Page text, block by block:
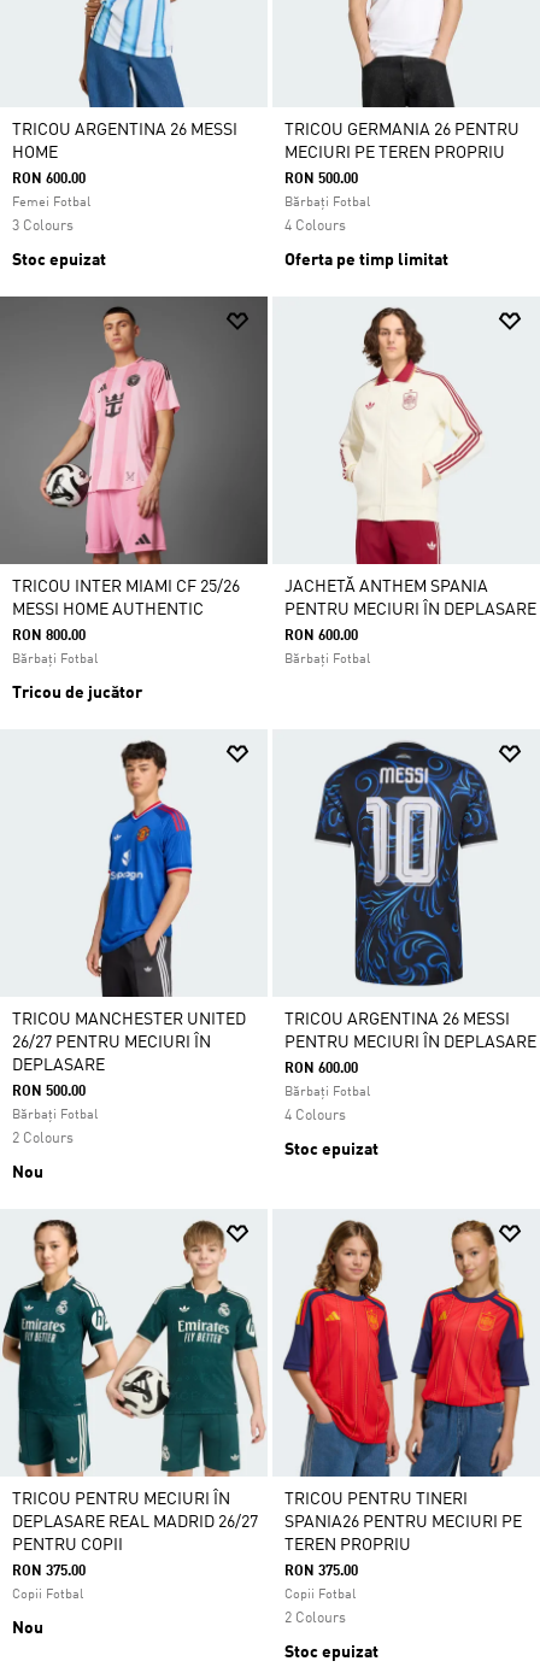
TRICOU ARGENTINA 26 MESSI
HOME
RON 600.00
Femei Fotbal
3 Colours
Stoc epuizat
TRICOU GERMANIA 26 PENTRU
MECIURI PE TEREN PROPRIU
RON 500.00
Bărbați Fotbal
4 Colours
Oferta pe timp limitat
TRICOU INTER MIAMI CF 25/26
MESSI HOME AUTHENTIC
RON 800.00
Bărbați Fotbal
Tricou de jucător
JACHETĂ ANTHEM SPANIA
PENTRU MECIURI ÎN DEPLASARE
RON 600.00
Bărbați Fotbal
TRICOU MANCHESTER UNITED
26/27 PENTRU MECIURI ÎN
DEPLASARE
RON 500.00
Bărbați Fotbal
2 Colours
Nou
TRICOU ARGENTINA 26 MESSI
PENTRU MECIURI ÎN DEPLASARE
RON 600.00
Bărbați Fotbal
4 Colours
Stoc epuizat
TRICOU PENTRU MECIURI ÎN
DEPLASARE REAL MADRID 26/27
PENTRU COPII
RON 375.00
Copii Fotbal
Nou
TRICOU PENTRU TINERI
SPANIA26 PENTRU MECIURI PE
TEREN PROPRIU
RON 375.00
Copii Fotbal
2 Colours
Stoc epuizat